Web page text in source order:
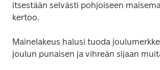
itsestään selvästi pohjoiseen
kertoo.
Mainelakeus halusi tuoda
joulun punaisen ja vihreän sijaan